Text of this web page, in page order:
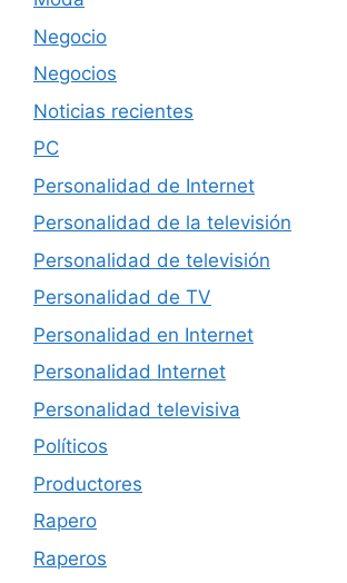
Negocio
Negocios
Noticias recientes
PC
Personalidad de Internet
Personalidad de la televisión
Personalidad de televisión
Personalidad de TV
Personalidad en Internet
Personalidad Internet
Personalidad televisiva
Políticos
Productores
Rapero
Raperos